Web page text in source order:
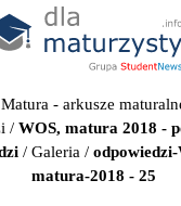
Matura - arkusze
/ WOS, matura 2018 -
/ Galeria /
matura-2018 - 25